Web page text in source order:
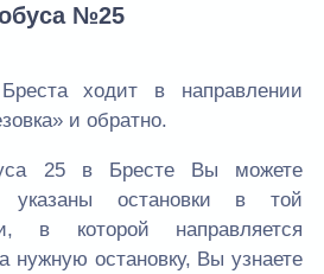
№25
ходит в направлении
и обратно.
25 в Бресте Вы можете
указаны остановки в той
в которой направляется
нужную остановку, Вы узнаете